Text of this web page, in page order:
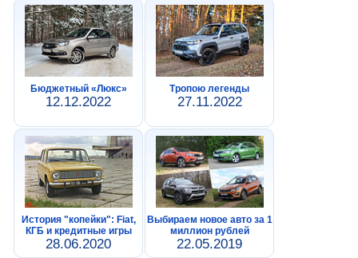
Бюджетный «Люкс»
12.12.2022
Тропою легенды
27.11.2022
История "копейки": Fiat,
КГБ и кредитные игры
28.06.2020
Выбираем новое авто за 1
миллион рублей
22.05.2019